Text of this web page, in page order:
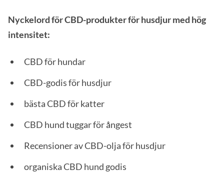
Nyckelord för CBD-produkter för husdjur med hög
intensitet:
CBD för hundar
CBD-godis för husdjur
bästa CBD för katter
CBD hund tuggar för ångest
Recensioner av CBD-olja för husdjur
organiska CBD hund godis